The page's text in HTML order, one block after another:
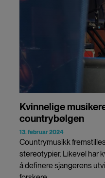
Kvinnelige
countrybølgen
13. februar 2024
Countrymusikk
stereotypier. Likevel har
å definere sjangerens